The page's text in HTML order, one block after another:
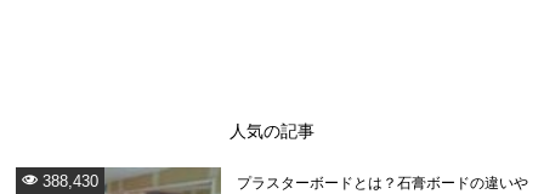
人気の記事
プラスターボードとは？石膏ボードの違いや
388,430